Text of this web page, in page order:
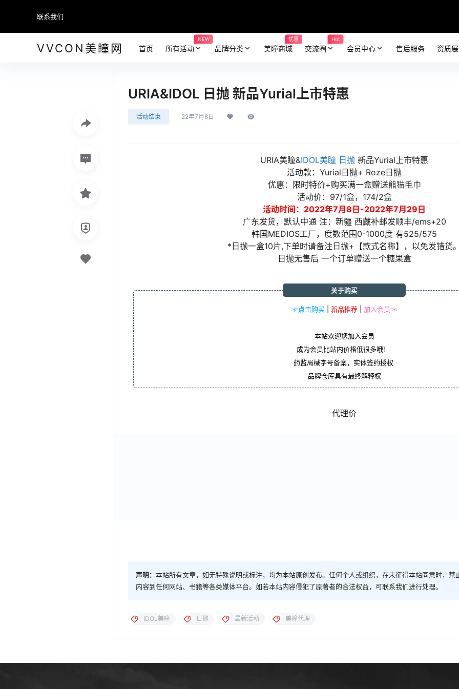
联系我们
VVCON美瞳网 首页 所有活动
NEW
品牌分类 美瞳商城
优惠
交流圈
Hot
会员中心 售后服务 资质
URIA&IDOL 日抛 新品Yurial上市特惠
活动结束 22年7月8日
URIA美瞳&IDOL美瞳 日抛 新品Yurial上市特惠
活动款：Yurial日抛+ Roze日抛
优惠：限时特价+购买满一盒赠送熊猫毛巾
活动价：97/1盒，174/2盒
活动时间：2022年7月8日-2022年7月29日
广东发货，默认中通 注：新疆 西藏补邮发顺丰/ems+20
韩国MEDIOS工厂，度数范围0-1000度 有525/575
*日抛一盒10片,下单时请备注日抛+【款式名称】，以免发错货
日抛无售后 一个订单赠送一个糖果盒
☞点击购买 新品推荐 加入会员☜
关于购买
本站欢迎您加入会员
成为会员比站内价格低很多哦！
药监局械字号备案，实体签约授权
品牌仓库具有最终解释权
代理价
声明： 本站所有文章，如无特殊说明或标注，均为本站原创发布。任何个人或组织，在未征得本站同意时，禁
内容到任何网站、书籍等各类媒体平台。如若本站内容侵犯了原著者的合法权益，可联系我们进行处理。
IDOL美瞳 日抛 最新活动 美瞳代理